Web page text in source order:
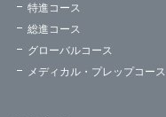
特進コース
総進コース
グローバルコース
メディカル・プレップコース